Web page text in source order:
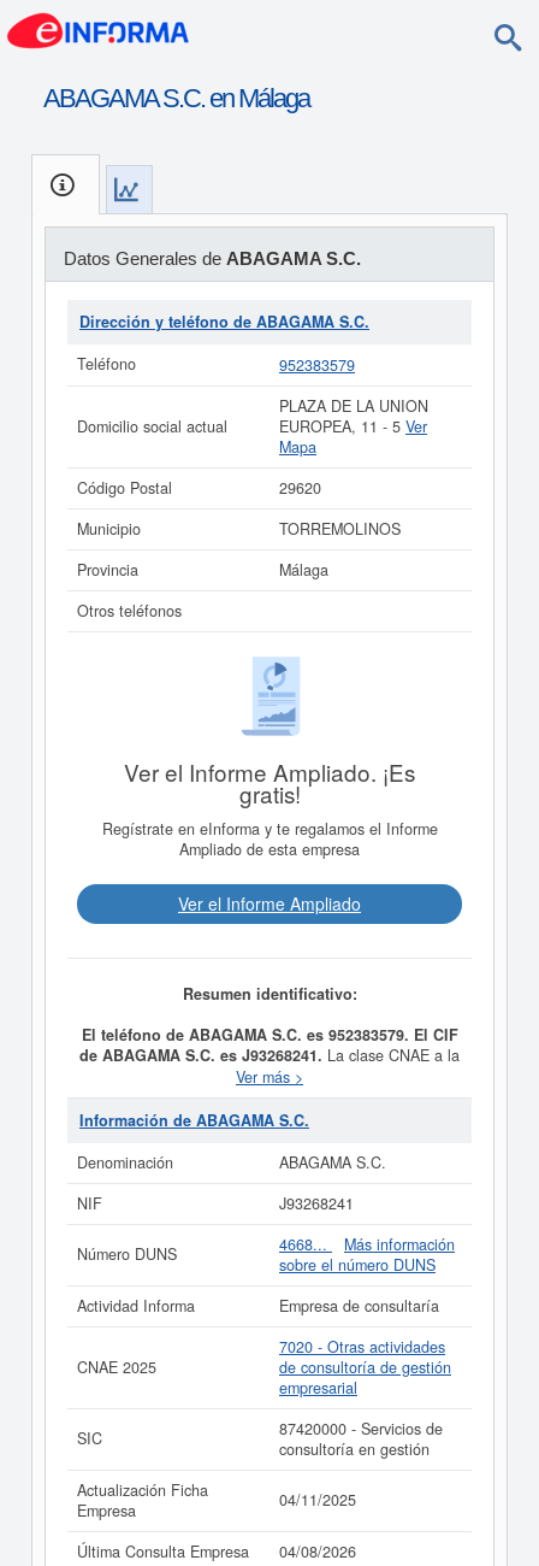
ABAGAMA S.C. en Málaga
Datos Generales de ABAGAMA S.C.
Dirección y teléfono de ABAGAMA S.C.
Teléfono
952383579
Domicilio social actual
PLAZA DE LA UNION
EUROPEA, 11 - 5 Ver
Mapa
Código Postal
29620
Municipio
TORREMOLINOS
Provincia
Málaga
Otros teléfonos
Ver el Informe Ampliado. ¡Es
gratis!
Regístrate en eInforma y te regalamos el Informe
Ampliado de esta empresa
Ver el Informe Ampliado
Resumen identificativo:
El teléfono de ABAGAMA S.C. es 952383579. El CIF
de ABAGAMA S.C. es J93268241. La clase CNAE a la
que pertenece es 7020 - Otras actividades de
consultoría de gestión empresarial. El número de
ABAGAMA S.C.en la clasificación del SIC es el
última se ha producido el 04/08/2026. Consulte en esta
relacionadas de su sector pueden optar.
Si está interesado en conocer más datos de la empresa
ABAGAMA S.C. puede
acceder inmediatamente a este
de ABAGAMA S.C. y consultar los
resultados de sus años de actividad, así como los
balances y cuentas de resultados disponibles.
La última actualización del informe de empresa se ha
realizado el 04/11/2025.
Ver más >
Información de ABAGAMA S.C.
Denominación
ABAGAMA S.C.
NIF
J93268241
Número DUNS 4668...
Más información
sobre el número DUNS
Actividad Informa
Empresa de consultaría
CNAE 2025
7020 - Otras actividades
de consultoría de gestión
empresarial
SIC
87420000 - Servicios de
consultoría en gestión
Actualización Ficha
Empresa
04/11/2025
Última Consulta Empresa
04/08/2026